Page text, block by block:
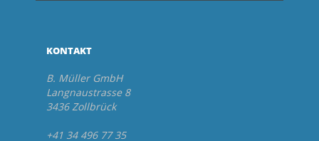
KONTAKT
B. Müller GmbH
Langnaustrasse 8
3436 Zollbrück
+41 34 496 77 35